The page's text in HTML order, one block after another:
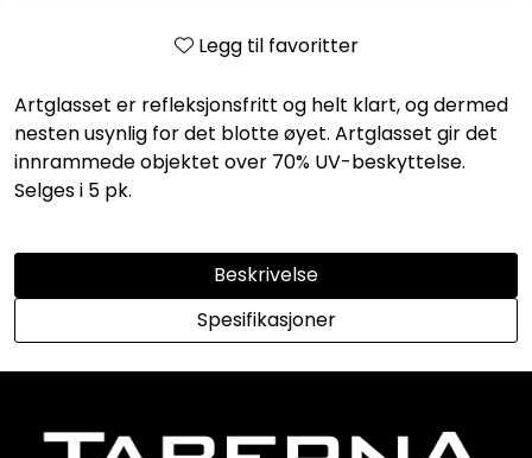
Legg til favoritter
Artglasset er refleksjonsfritt og helt klart, og dermed
nesten usynlig for det blotte øyet. Artglasset gir det
innrammede objektet over 70% UV-beskyttelse.
Selges i 5 pk.
Beskrivelse
Spesifikasjoner